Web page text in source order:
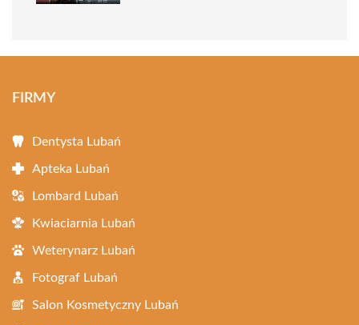
FIRMY
Dentysta Lubań
Apteka Lubań
Lombard Lubań
Kwiaciarnia Lubań
Weterynarz Lubań
Fotograf Lubań
Salon Kosmetyczny Lubań